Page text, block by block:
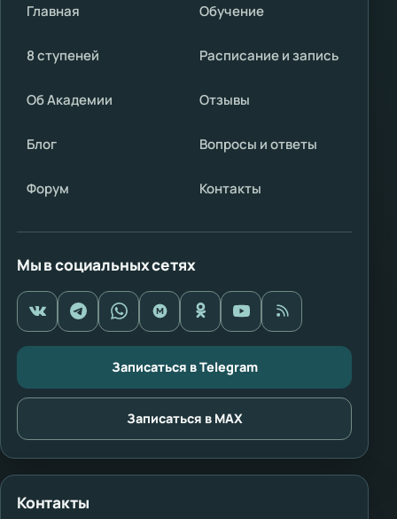
Главная Обучение
8 ступеней Расписание и запись
Об Академии Отзывы
Блог Вопросы и ответы
Форум Контакты
Мы в социальных сетях
Записаться в Telegram
Записаться в MAX
Контакты